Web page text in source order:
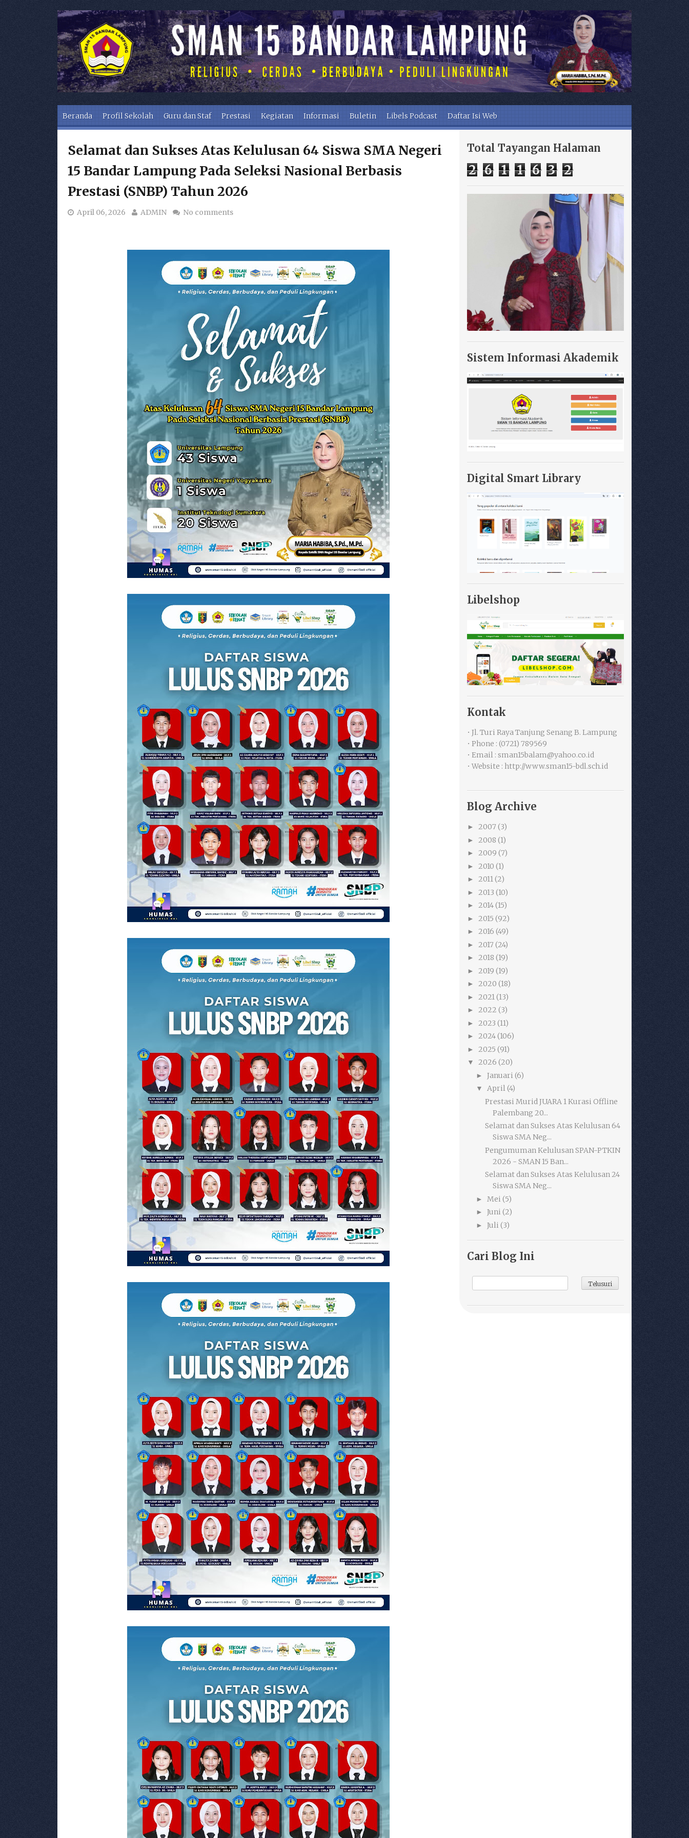
Skip to content
Beranda Profil Sekolah Guru dan Staf Prestasi Kegiatan Informasi Buletin Libels Podcast Daftar Isi Web
Selamat dan Sukses Atas Kelulusan 64 Siswa SMA Negeri
15 Bandar Lampung Pada Seleksi Nasional Berbasis
Prestasi (SNBP) Tahun 2026
April 06, 2026 ADMIN No comments
Total Tayangan Halaman
2 6 1 1 6 3 2
Sistem Informasi Akademik
Digital Smart Library
Libelshop
Kontak
• Jl. Turi Raya Tanjung Senang B. Lampung
• Phone : (0721) 789569
• Email : sman15balam@yahoo.co.id
• Website : http://www.sman15-bdl.sch.id
Blog Archive
► 2007 (3)
► 2008 (1)
► 2009 (7)
► 2010 (1)
► 2011(2)
► 2013 (10)
► 2014(15)
► 2015 (92)
► 2016 (49)
► 2017 (24)
► 2018 (19)
► 2019 (19)
► 2020 (18)
► 2021(13)
► 2022 (3)
► 2023 (11)
► 2024(106)
► 2025 (91)
▼ 2026 (20)
► Januari (6)
▼ April(4)
Prestasi Murid JUARA 1 Kurasi Offline
Palembang 20...
Selamat dan Sukses Atas Kelulusan 64
Siswa SMA Neg...
Pengumuman Kelulusan SPAN-PTKIN
2026 - SMAN 15 Ban...
Selamat dan Sukses Atas Kelulusan 24
Siswa SMA Neg...
► Mei (5)
► Juni (2)
► Juli (3)
Cari Blog Ini